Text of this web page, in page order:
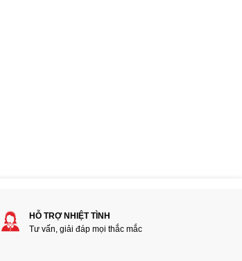
HỖ TRỢ NHIỆT TÌNH
Tư vấn, giải đáp mọi thắc mắc